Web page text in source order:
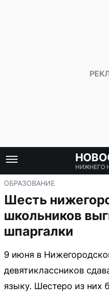
НИЖНЕГО
ОБРАЗОВАНИЕ
Шесть
школьников
шпаргалки
9 июня в
девятиклассников
языку. Шестеро из них